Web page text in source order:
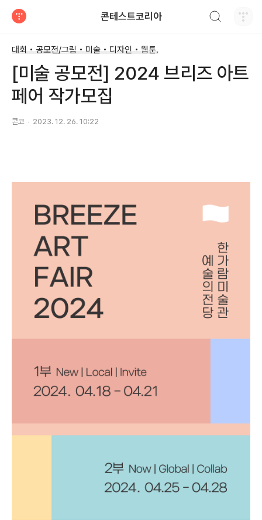
콘테스트코리아
대회 • 공모전/그림 • 미술 • 디자인 • 웹툰.
[미술 공모전] 2024 브리즈 아트
페어 작가모집
콘코 2023. 12. 26. 10:22